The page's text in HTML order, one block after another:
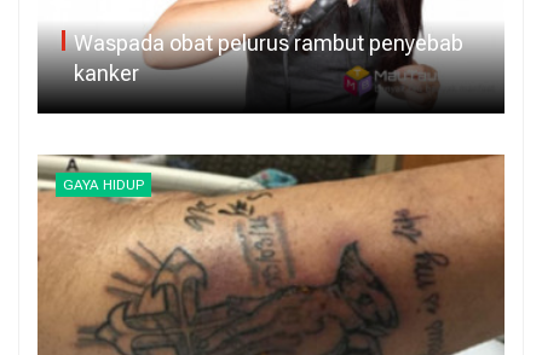
Waspada obat pelurus rambut penyebab
kanker
GAYA HIDUP